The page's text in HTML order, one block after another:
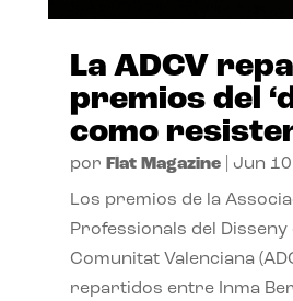
La ADCV
premios del
como
por Flat Magazine| Jun
Los premios de la
Professionals del Disseny
Comunitat Valenciana
repartidos entre Inma